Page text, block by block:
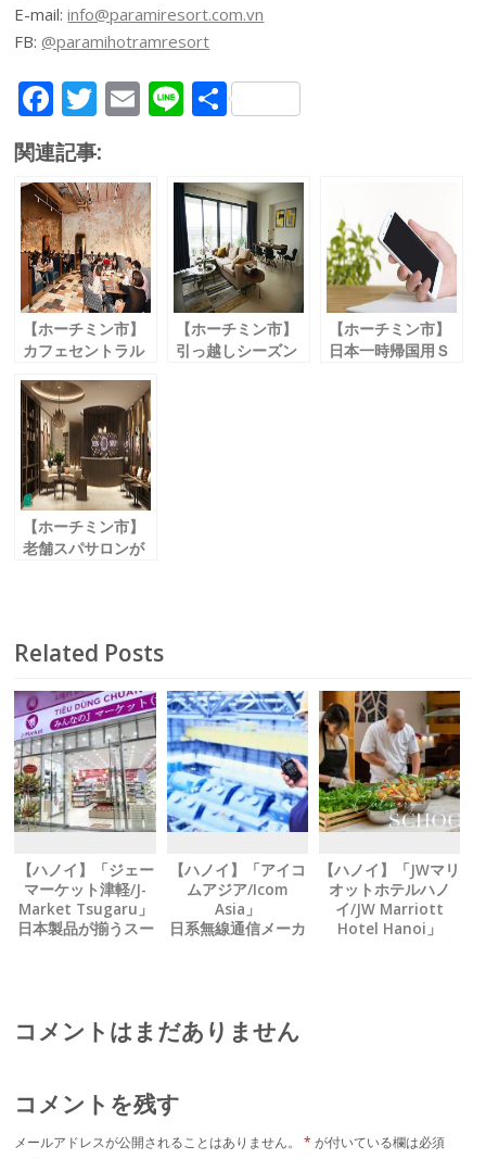
E-mail:info@paramiresort.com.vn
FB:@paramihotramresort
F
ac
e
b
o
o
k
T
itt
er
E
l
Li 共
関連記事:
【ホーチミン市】
カフェセントラル
通りにオープン
「カフェセントラ
ルヴィラパスター/
Cafe Central
Villa Pasteur」
【ホーチミン市】
引っ越しシーズン
【ホーチミン市】
日本一時帰国用Ｓ
【ホーチミン市】
老舗スパサロンが
Related Posts
【ハノイ】「ジェー
マーケット津軽/J-
Market Tsugaru」
日本製品が揃うスー
【ハノイ】「アイコ
ムアジア/Icom
Asia」
日系無線通信メーカ
【ハノイ】「JWマリ
オットホテルハノ
イ/JW Marriott
Hotel Hanoi」
コメントはまだありません
コメントを残す
メールアドレスが公開されることはありません。 * が付いている欄は必須